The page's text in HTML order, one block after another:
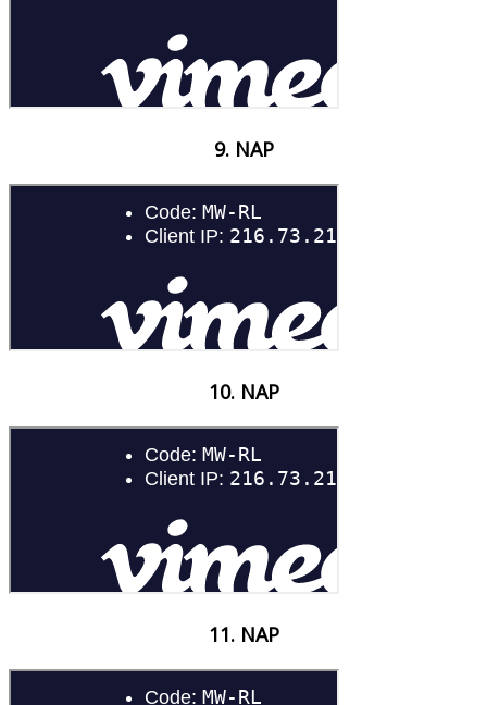
9. NAP
10. NAP
11. NAP